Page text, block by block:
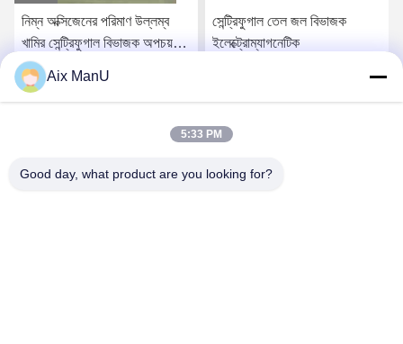
নিম্ন অক্সিজেনের পরিমাণ উল্লম্ব
খামির সেন্ট্রিফুগাল বিভাজক অপচয়
তেল সেন্ট্রিফুগাল
সেরা দাম পান
সেন্ট্রিফুগাল তেল জল বিভাজক
ইলেক্ট্রোম্যাগনেটিক
সেরা দাম পান
Aix ManU
5:33 PM
Good day, what product are you looking for?